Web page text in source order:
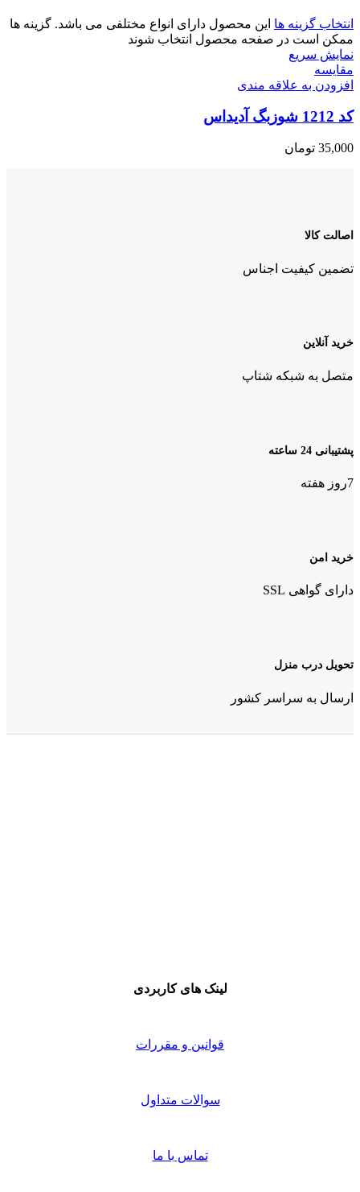
انتخاب گزینه ها این محصول دارای انواع مختلفی می باشد. گزینه ها
ممکن است در صفحه محصول انتخاب شوند
نمایش سریع
مقايسه
افزودن به علاقه مندی
کد 1212 شوزبگ آدیداس
35,000 تومان
اصالت کالا
تضمین کیفیت اجناس
خرید آنلاین
متصل به شبکه شتاپ
پشتیبانی 24 ساعته
7روز هفته
خرید امن
دارای گواهی SSL
تحویل درب منزل
ارسال به سراسر کشور
لینک های کاربردی
قوانین و مقررات
سوالات متداول
تماس با ما